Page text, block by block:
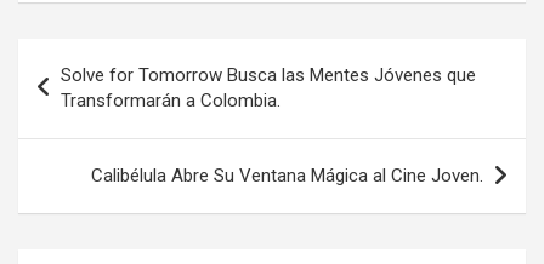
de
entradas
Solve for Tomorrow Busca las Mentes Jóvenes que
Transformarán a Colombia.
Calibélula Abre Su Ventana Mágica al Cine Joven.